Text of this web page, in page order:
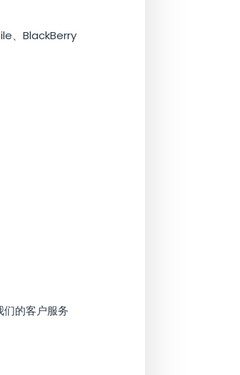
、BlackBerry
的客户服务